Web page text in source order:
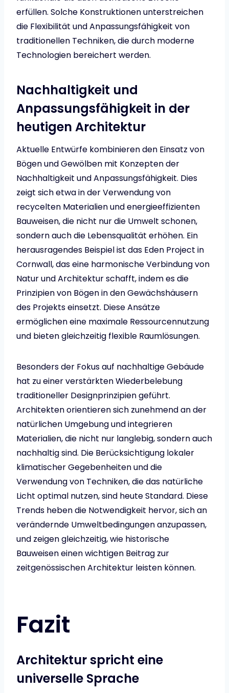
erfüllen. Solche Konstruktionen unterstreichen
die Flexibilität und Anpassungsfähigkeit von
traditionellen Techniken, die durch moderne
Technologien bereichert werden.
Nachhaltigkeit und
Anpassungsfähigkeit in der
heutigen Architektur
Aktuelle Entwürfe kombinieren den Einsatz von
Bögen und Gewölben mit Konzepten der
Nachhaltigkeit und Anpassungsfähigkeit. Dies
zeigt sich etwa in der Verwendung von
recycelten Materialien und energieeffizienten
Bauweisen, die nicht nur die Umwelt schonen,
sondern auch die Lebensqualität erhöhen. Ein
herausragendes Beispiel ist das Eden Project in
Cornwall, das eine harmonische Verbindung von
Natur und Architektur schafft, indem es die
Prinzipien von Bögen in den Gewächshäusern
des Projekts einsetzt. Diese Ansätze
ermöglichen eine maximale Ressourcennutzung
und bieten gleichzeitig flexible Raumlösungen.
Besonders der Fokus auf nachhaltige Gebäude
hat zu einer verstärkten Wiederbelebung
traditioneller Designprinzipien geführt.
Architekten orientieren sich zunehmend an der
natürlichen Umgebung und integrieren
Materialien, die nicht nur langlebig, sondern auch
nachhaltig sind. Die Berücksichtigung lokaler
klimatischer Gegebenheiten und die
Verwendung von Techniken, die das natürliche
Licht optimal nutzen, sind heute Standard. Diese
Trends heben die Notwendigkeit hervor, sich an
verändernde Umweltbedingungen anzupassen,
und zeigen gleichzeitig, wie historische
Bauweisen einen wichtigen Beitrag zur
zeitgenössischen Architektur leisten können.
Fazit
Architektur spricht eine
universelle Sprache